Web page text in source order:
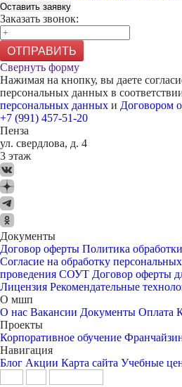
Оставить заявку
Заказать звонок:
ОТПРАВИТЬ
Свернуть форму
Нажимая на кнопку, вы даете
персональных данных в
персональных данных и Договором
+7 (991) 457-51-20
Пенза
ул. свердлова, д. 4
3 этаж
Документы
Договор оферты Политика
Согласие на обработку
проведения СОУТ Договор оферты
Лицензия Рекомендательные
О мшп
О нас Вакансии Документы Оплата
Проекты
Корпоративное обучение
Навигация
Блог Акции Карта сайта Учебные